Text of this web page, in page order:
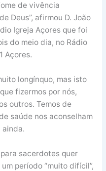
de vivência
Deus”, afirmou D. João
Igreja Açores que foi
do meio dia, no Rádio
Açores.
longínquo, mas isto
fizermos por nós,
outros. Temos de
saúde nos aconselham
ainda.
sacerdotes quer
período “muito difícil”,